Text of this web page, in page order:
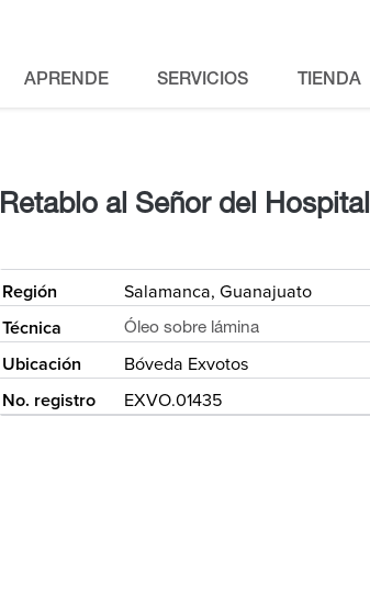
APRENDE SERVICIOS TIENDA
Retablo al Señor del Hospital
Región
Salamanca, Guanajuato
Técnica
Óleo sobre lámina
Ubicación
Bóveda Exvotos
No. registro
EXVO.01435